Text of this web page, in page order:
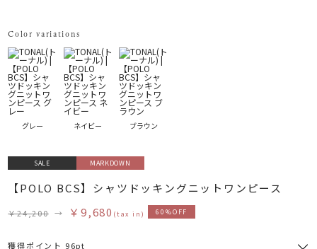
Color variations
グレー ネイビー ブラウン
SALE MARKDOWN
【POLO BCS】シャツドッキングニットワンピース
￥24,200 → ￥9,680 (tax in) 60%OFF
獲得ポイント 96pt